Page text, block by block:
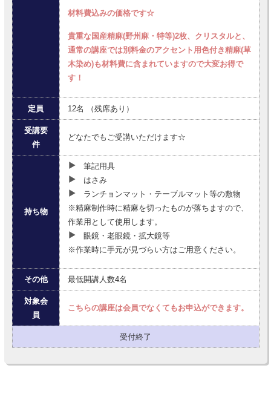
材料費込みの価格です☆
貴重な国産精麻(野州麻・特等)2枚、クリスタルと、
通常の講座では別料金のアクセント用色付き精麻(草
木染め)も材料費に含まれていますので大変お得で
す！
定員 12名 （残席あり）
受講要
件
どなたでもご受講いただけます☆
持ち物
筆記用具
はさみ
ランチョンマット・テーブルマット等の敷物
※精麻制作時に精麻を切ったものが落ちますので、
作業用として使用します。
眼鏡・老眼鏡・拡大鏡等
※作業時に手元が見づらい方はご用意ください。
その他 最低開講人数4名
対象会
員
こちらの講座は会員でなくてもお申込ができます。
受付終了